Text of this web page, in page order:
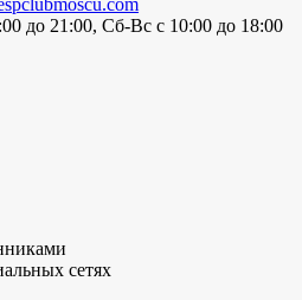
до 21:00, Сб-Вс с 10:00 до 18:00
сетях